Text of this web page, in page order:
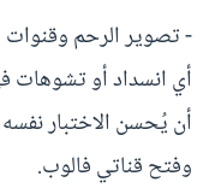
- تصوير الرحم
أي انسداد أو تشوهات
أن يُحسن الاختبار
وفتح قناتي فالوب.